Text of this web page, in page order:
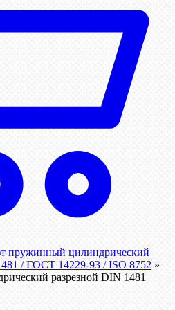
пружинный цилиндрический
/ ГОСТ 14229-93 / ISO 8752 »
разрезной DIN 1481